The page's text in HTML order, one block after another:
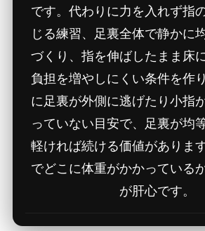
です。代わりに力を入れず指
じる練習、足裏全体で静かに
づくり、指を伸ばしたまま床
負担を増やしにくい条件を作
に足裏が外側に逃げたり小指
っていない目安で、足裏が均
軽ければ続ける価値がありま
でどこに体重がかかっている
が肝心です。